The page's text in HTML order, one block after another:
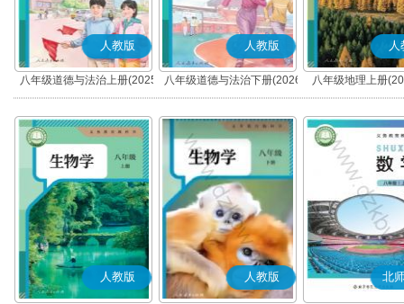
人教版
八年级道德与法治上册(2025
秋版)(部编版)
人教版
八年级道德与法治下册(2026
春版)(部编版)
人
八年级地理上册
人教版 人教版 北